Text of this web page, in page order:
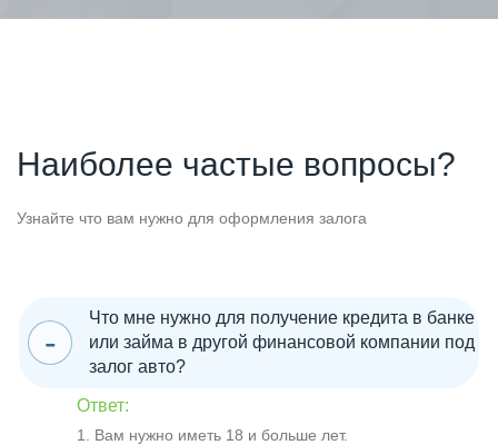
Наиболее частые вопросы?
Узнайте что вам нужно для оформления залога
Что мне нужно для получение кредита в банке
или займа в другой финансовой компании под
залог авто?
Ответ:
1. Вам нужно иметь 18 и больше лет.